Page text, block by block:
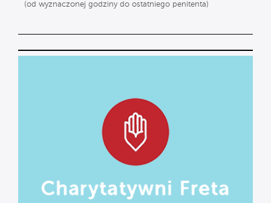
(od wyznaczonej godziny do ostatniego penitenta)